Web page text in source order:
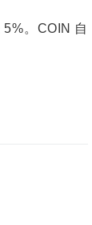
。COIN 自